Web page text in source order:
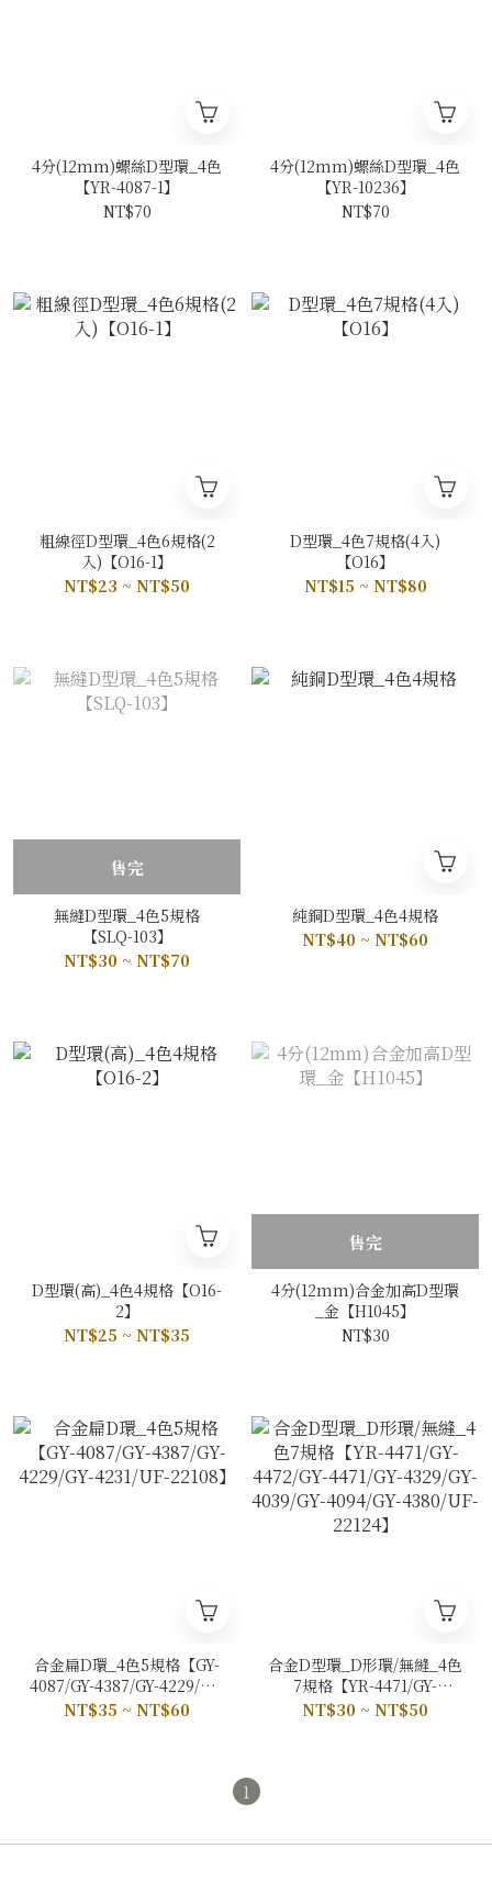
4分(12mm)螺絲D型環_4色
【YR-4087-1】
NT$70
4分(12mm)螺絲D型環_4色
【YR-10236】
NT$70
粗線徑D型環_4色6規格(2
入)【O16-1】
NT$23 ~ NT$50
D型環_4色7規格(4入)
【O16】
NT$15 ~ NT$80
售完
無縫D型環_4色5規格
【SLQ-103】
NT$30 ~ NT$70
純銅D型環_4色4規格
NT$40 ~ NT$60
D型環(高)_4色4規格【O16-
2】
NT$25 ~ NT$35
售完
4分(12mm)合金加高D型環
_金【H1045】
NT$30
合金扁D環_4色5規格【GY-
4087/GY-4387/GY-4229/GY-
4231/UF-22108】
NT$35 ~ NT$60
合金D型環_D形環/無縫_4色
7規格【YR-4471/GY-
4472/GY-4471/GY-4329/GY-
NT$30 ~ NT$50
1